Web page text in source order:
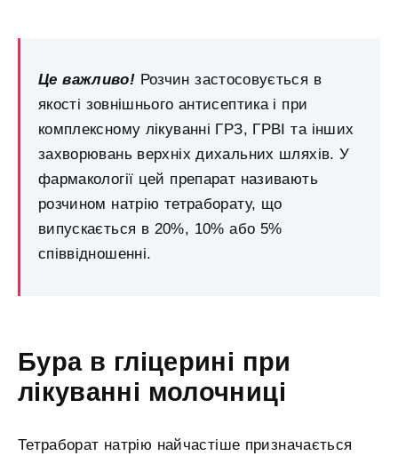
Це важливо! Розчин застосовується в
якості зовнішнього антисептика і при
комплексному лікуванні ГРЗ, ГРВІ та інших
захворювань верхніх дихальних шляхів. У
фармакології цей препарат називають
розчином натрію тетраборату, що
випускається в 20%, 10% або 5%
співвідношенні.
Бура в гліцерині при
лікуванні молочниці
Тетраборат натрію найчастіше призначається